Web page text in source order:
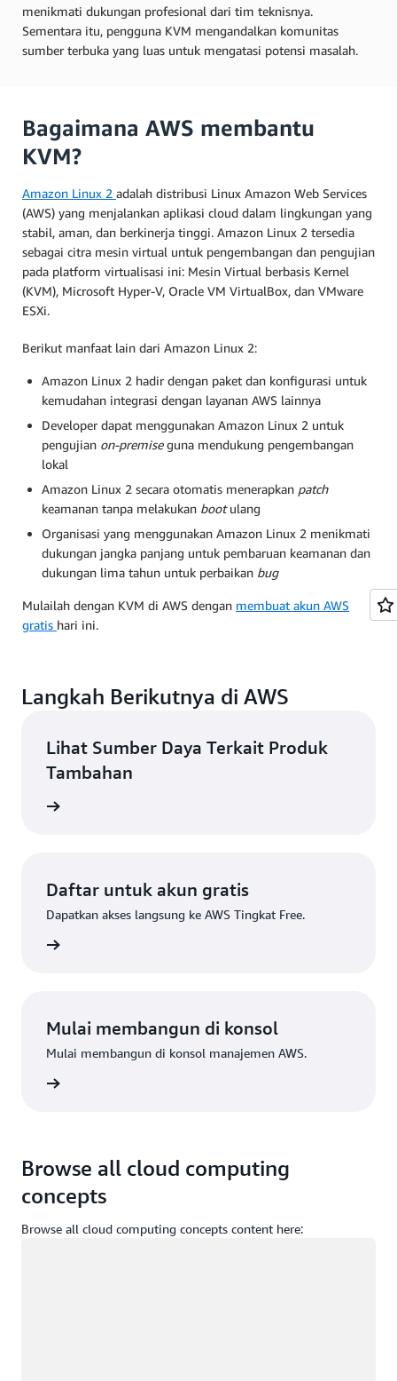
menikmati dukungan profesional dari tim teknisnya.
Sementara itu, pengguna KVM mengandalkan komunitas
sumber terbuka yang luas untuk mengatasi potensi masalah.
Bagaimana AWS membantu
KVM?
Amazon Linux 2 adalah distribusi Linux Amazon Web Services
(AWS) yang menjalankan aplikasi cloud dalam lingkungan yang
stabil, aman, dan berkinerja tinggi. Amazon Linux 2 tersedia
sebagai citra mesin virtual untuk pengembangan dan pengujian
pada platform virtualisasi ini: Mesin Virtual berbasis Kernel
(KVM), Microsoft Hyper-V, Oracle VM VirtualBox, dan VMware
ESXi.
Berikut manfaat lain dari Amazon Linux 2:
Amazon Linux 2 hadir dengan paket dan konfigurasi untuk
kemudahan integrasi dengan layanan AWS lainnya
Developer dapat menggunakan Amazon Linux 2 untuk
pengujian on-premiseguna mendukung pengembangan
lokal
Amazon Linux 2 secara otomatis menerapkan patch
keamanan tanpa melakukan bootulang
Organisasi yang menggunakan Amazon Linux 2 menikmati
dukungan jangka panjang untuk pembaruan keamanan dan
dukungan lima tahun untuk perbaikan bug
Mulailah dengan KVM di AWS dengan membuat akun AWS
gratis hari ini.
Langkah Berikutnya di AWS
Lihat Sumber Daya Terkait Produk
Tambahan
Daftar untuk akun gratis
Dapatkan akses langsung ke AWS Tingkat Free.
Mulai membangun di konsol
Mulai membangun di konsol manajemen AWS.
Browse all cloud computing
concepts
Browse all cloud computing concepts content here: